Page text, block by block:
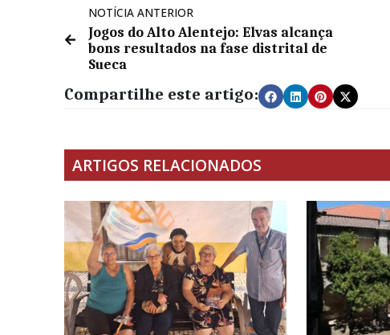
NOTÍCIA ANTERIOR
Jogos do Alto Alentejo: Elvas alcança
bons resultados na fase distrital de
Sueca
Compartilhe este artigo:
ARTIGOS RELACIONADOS